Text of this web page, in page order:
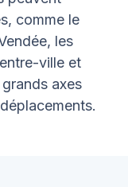
comme le
les
ville et
axes